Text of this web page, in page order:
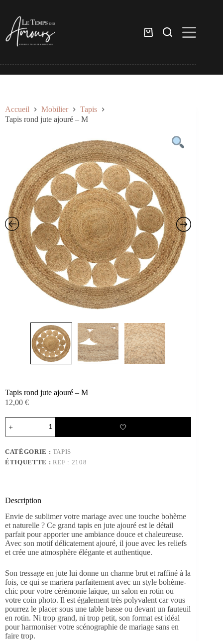
contenu
Panier
Accueil Mobilier
Tapis
Tapis rond jute ajouré – M
Tapis rond jute ajouré – M
12,00 €
quantité
de
Tapis
jute
ajouré
🤍
CATÉGORIE : TAPIS
ÉTIQUETTE : REF : 2108
Description
Envie de sublimer votre mariage avec une touche bohème
et naturelle ? Ce grand tapis en jute ajouré est le détail
parfait pour apporter une ambiance douce et chaleureuse.
Avec son motif délicatement ajouré, il joue avec les reliefs
et crée une atmosphère élégante et authentique.
Son tressage en jute lui donne un charme brut et raffiné à la
fois, ce qui se mariera parfaitement avec un style bohème-
chic pour votre cérémonie laïque, un salon en rotin ou
votre coin photo. Il est également très polyvalent car vous
pourrez le placer sous une table basse ou devant un fauteuil
en rotin. Ni trop grand, ni trop petit, son format est idéal
pour harmoniser votre scénographie de mariage sans en
faire trop.